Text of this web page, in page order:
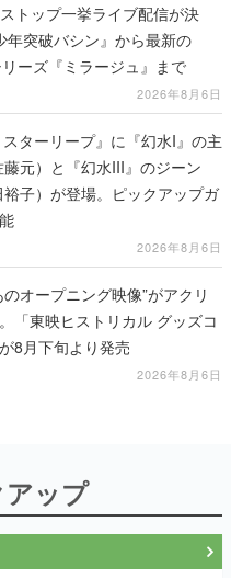
トップ一挙ライブ配信が決
年突破バシン』から最新の
ーズ『ミラージュ』まで
2026年8月6日
スターリープ』に『幻水I』の主
藤元）と『幻水III』のジーン
裕子）が登場。ピックアップガ
2026年8月6日
のオープニング映像”がアクリ
「東映ヒストリカル グッズコ
8月下旬より発売
2026年8月6日
ップ